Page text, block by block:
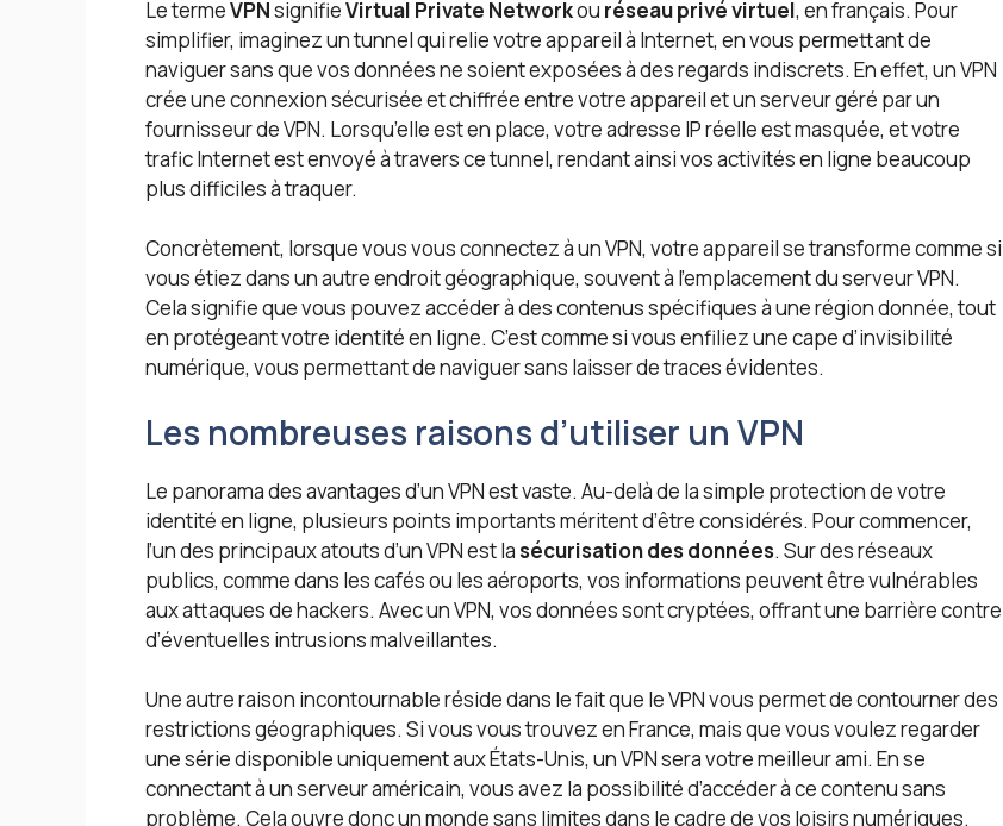
Le termeVPNsignifieVirtual Private Networkou réseau privé virtuel, en français. Pour
simplifier, imaginez un tunnel qui relie votre appareil à Internet, en vous permettant de
naviguer sans que vos données ne soient exposées à des regards indiscrets. En effet, un VPN
crée une connexion sécurisée et chiffrée entre votre appareil et un serveur géré par un
fournisseur de VPN. Lorsqu’elle est en place, votre adresse IP réelle est masquée, et votre
trafic Internet est envoyé à travers ce tunnel, rendant ainsi vos activités en ligne beaucoup
plus difficiles à traquer.
Concrètement, lorsque vous vous connectez à un VPN, votre appareil se transforme comme si
vous étiez dans un autre endroit géographique, souvent à l’emplacement du serveur VPN.
Cela signifie que vous pouvez accéder à des contenus spécifiques à une région donnée, tout
en protégeant votre identité en ligne. C’est comme si vous enfiliez une cape d’invisibilité
numérique, vous permettant de naviguer sans laisser de traces évidentes.
Les nombreuses raisons d’utiliser un VPN
Le panorama des avantages d’un VPN est vaste. Au-delà de la simple protection de votre
identité en ligne, plusieurs points importants méritent d’être considérés. Pour commencer,
l’un des principaux atouts d’un VPN est lasécurisation des données. Sur des réseaux
publics, comme dans les cafés ou les aéroports, vos informations peuvent être vulnérables
aux attaques de hackers. Avec un VPN, vos données sont cryptées, offrant une barrière contre
d’éventuelles intrusions malveillantes.
Une autre raison incontournable réside dans le fait que le VPN vous permet de contourner des
restrictions géographiques. Si vous vous trouvez en France, mais que vous voulez regarder
une série disponible uniquement aux États-Unis, un VPN sera votre meilleur ami. En se
connectant à un serveur américain, vous avez la possibilité d’accéder à ce contenu sans
problème. Cela ouvre donc un monde sans limites dans le cadre de vos loisirs numériques.